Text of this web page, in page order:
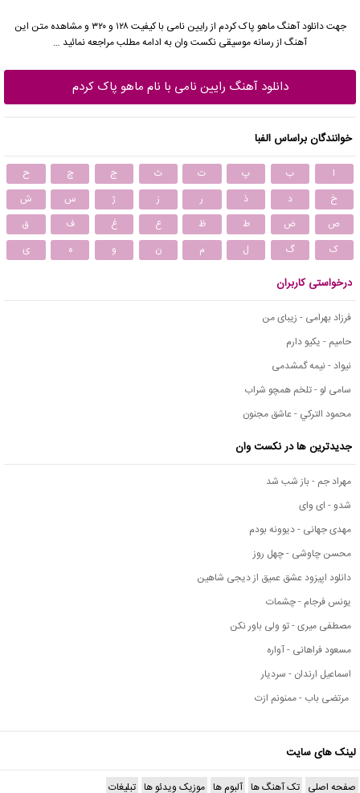
جهت دانلود آهنگ ماهو پاک کردم از رایین نامی با کیفیت ۱۲۸ و ۳۲۰ و مشاهده متن این
آهنگ از رسانه موسیقی نکست وان به ادامه مطلب مراجعه نمائید …
دانلود آهنگ رایین نامی با نام ماهو پاک کردم
خوانندگان براساس الفبا
ا ب پ ت ث ج چ
ح
خ
د ذ ر ز ژ س
ش
ص
ض ط ظ ع غ ف
ق
ک
گ ل م ن و ه ی
درخواستی کاربران
فرزاد بهرامی - زیبای من
حامیم - یکیو دارم
نیواد - نیمه گمشدمی
سامی لو - تلخم همچو شراب
محمود التركي - عاشق مجنون
جدیدترین ها در نکست وان
مهراد جم - باز شب شد
شدو - ای وای
مهدی جهانی - دیوونه بودم
محسن چاوشی - چهل روز
دانلود اپیزود عشق عمیق از دیجی شاهین
یونس فرجام - چشمات
مصطفی میری - تو ولی باور نکن
مسعود فراهانی - آواره
اسماعیل ارندان - سردیار
مرتضی باب - ممنونم ازت
لینک های سایت
صفحه اصلی تک آهنگ ها آلبوم ها موزیک ویدئو ها تبلیغات